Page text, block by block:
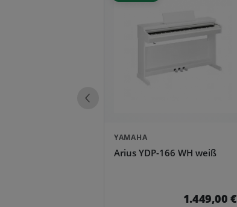
YAMAHA
Arius YDP-166 WH weiß
1.449,00 €
Vorherige Produkte